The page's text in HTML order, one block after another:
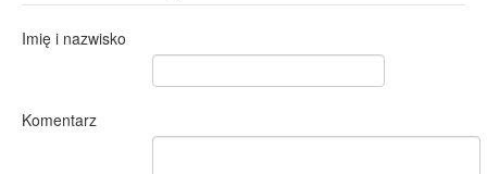
Imię i nazwisko
Komentarz